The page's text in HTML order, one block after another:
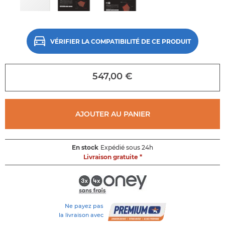
début
VÉRIFIER LA COMPATIBILITÉ DE CE PRODUIT
547,00 €
AJOUTER AU PANIER
En stock Expédié sous 24h
Livraison gratuite *
Ne payez pas
la livraison avec